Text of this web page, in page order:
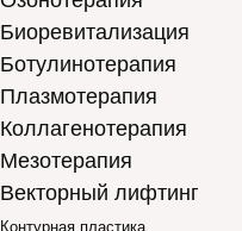
Биоревитализация
Ботулинотерапия
Плазмотерапия
Коллагенотерапия
Мезотерапия
Векторный лифтинг
Контурная пластика